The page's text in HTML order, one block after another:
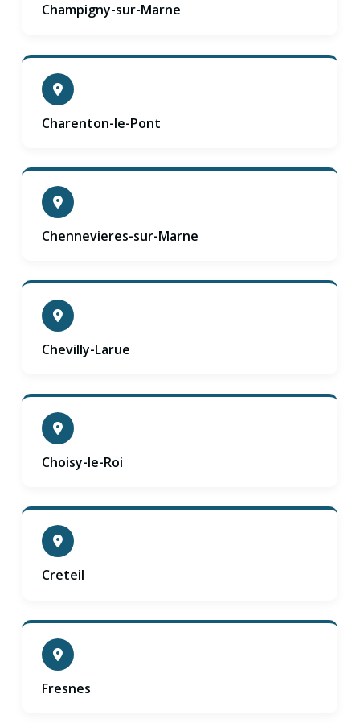
Champigny-sur-Marne
Charenton-le-Pont
Chennevieres-sur-Marne
Chevilly-Larue
Choisy-le-Roi
Creteil
Fresnes